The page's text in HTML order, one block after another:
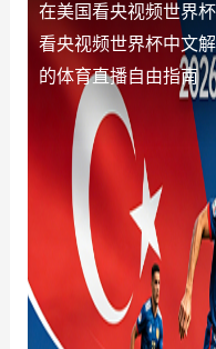
在美国看央视频世界
看央视频世界杯中文
的体育直播自由指南